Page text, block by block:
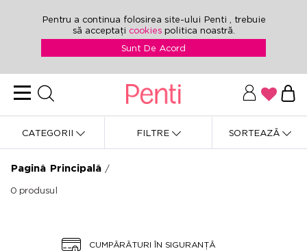
Pentru a continua folosirea site-ului Penti , trebuie
să acceptați cookies politica noastră.
Sunt De Acord
CATEGORII FILTRE SORTEAZĂ
Pagină Principală /
0 produsul
CUMPĂRĂTURI ÎN SIGURANȚĂ